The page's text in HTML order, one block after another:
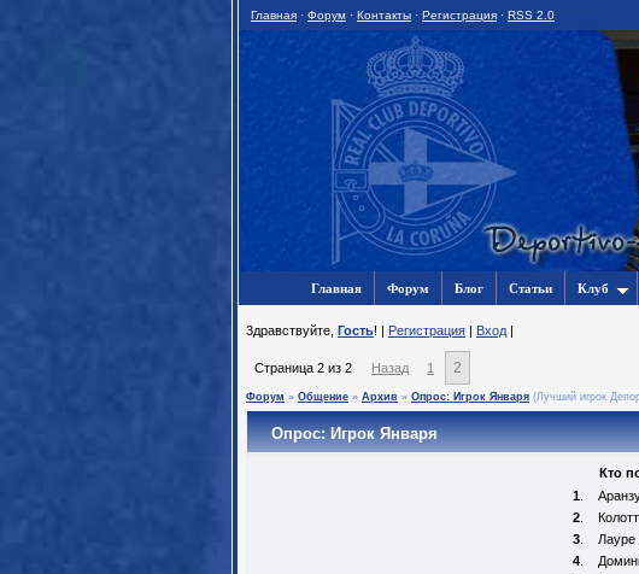
Главная · Форум · Контакты · Регистрация · RSS 2.0
Главная Форум Блог Статьи Клуб
3дравствуйте, Гость! | Регистрация | Вход |
Страница 2 из 2 Назад 1 2
Форум » Общение » Архив » Опрос: Игрок Января (Лучший игрок
Опрос: Игрок Января
Кто
1.
2.
3. Лауре
4.